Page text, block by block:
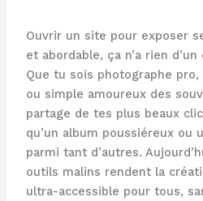
Ouvrir un site pour exposer
et abordable, ça n’a rien
Que tu sois photographe
ou simple amoureux des
partage de tes plus beaux
qu’un album poussiéreux ou
parmi tant d’autres.
outils malins rendent la
ultra-accessible pour tous,